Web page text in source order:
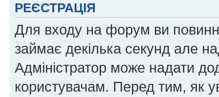
РЕЄСТРАЦІЯ
Для входу на форум ви
займає декілька секунд але
Адміністратор може надати
користувачам. Перед тим, як